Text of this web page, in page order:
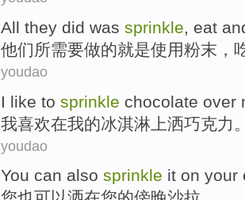
All they did was sprinkle, eat
他们所需要做的就是使用粉末 ，
youdao
I like to sprinkle chocolate over
我喜欢在我的冰淇淋 上洒巧克力
youdao
You can also sprinkle it on your